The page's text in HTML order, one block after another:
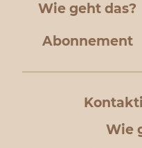
Wie geht das?
Abonnement
Wie